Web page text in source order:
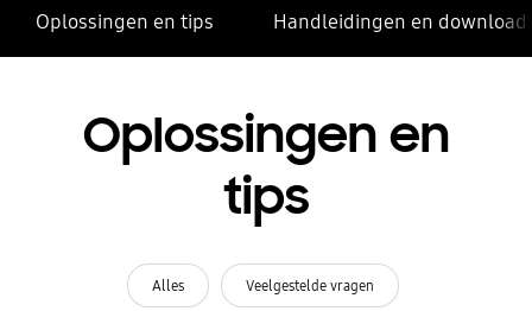
Oplossingen en tips Handleidingen en
Oplossingen en
tips
Alles Veelgestelde vragen